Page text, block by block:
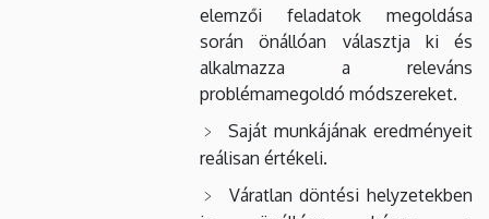
elemzői feladatok megoldása
során önállóan választja ki és
alkalmazza a releváns
problémamegoldó módszereket.
Saját munkájának eredményeit
reálisan értékeli.
Váratlan döntési helyzetekben